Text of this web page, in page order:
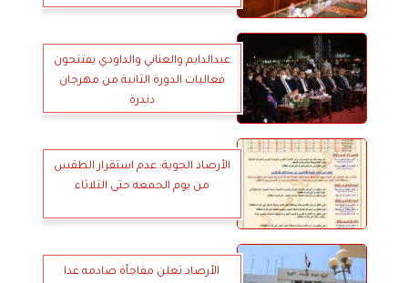
عبدالدايم والعناني والداودي يفتتحون
فعاليات الدورة الثانية من مهرجان
دندرة
الأرصاد الجوية: عدم استقرار الطقس
من يوم الجمعه حتى الثلاثاء
الأرصاد تعلن مفاجأة صادمه غدا